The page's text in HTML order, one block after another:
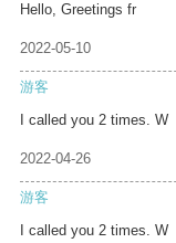
Hello, Greetings fr
2022-05-10
游客
I called you 2 times. W
2022-04-26
游客
I called you 2 times. W